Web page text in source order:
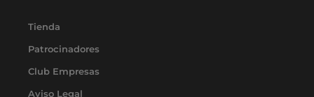
m
o
-
e
r
Tienda
Patrocinadores
Club Empresas
Aviso Legal